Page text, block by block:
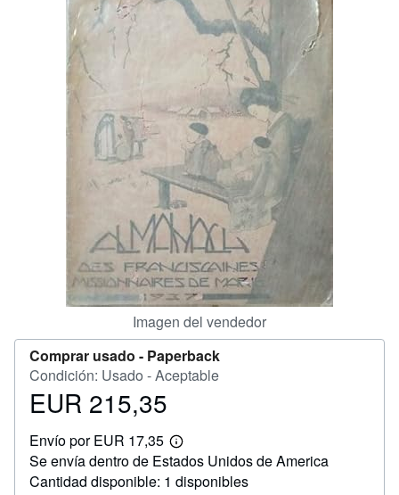
Arte y coleccionismo
Vendedores
Comenzar a vender
CERRAR
Imagen del vendedor
Comprar usado - Paperback
Condición: Usado - Aceptable
Precio
215,35
EUR 215,35
Envío por EUR 17,35
Más
información
sobre
las
Se envía dentro de Estados Unidos de America
Cantidad disponible: 1 disponibles